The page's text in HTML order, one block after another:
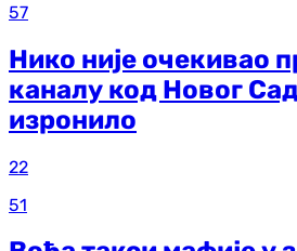
57
Нико није очекивао
каналу код Новог
изронило
22
51